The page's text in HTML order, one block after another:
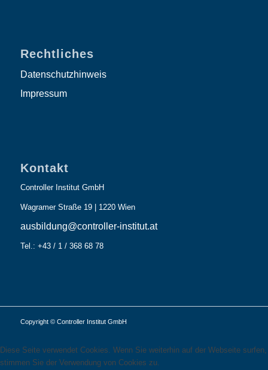
Rechtliches
Datenschutzhinweis
Impressum
Kontakt
Controller Institut GmbH
Wagramer Straße 19 | 1220 Wien
ausbildung@controller-institut.at
Tel.: +43 / 1 / 368 68 78
Copyright © Controller Institut GmbH
Diese Seite verwendet Cookies. Wenn Sie weiterhin auf der Webseite surfen,
stimmen Sie der Verwendung von Cookies zu.